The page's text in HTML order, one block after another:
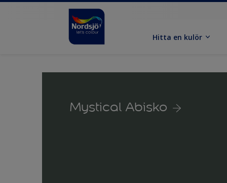
Hitta en kulör
Mystical Abisko